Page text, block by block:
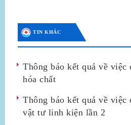
TIN KHÁC
Thông báo kết quả về việc
hóa chất
Thông báo kết quả về việc
vật tư linh kiện lần 2